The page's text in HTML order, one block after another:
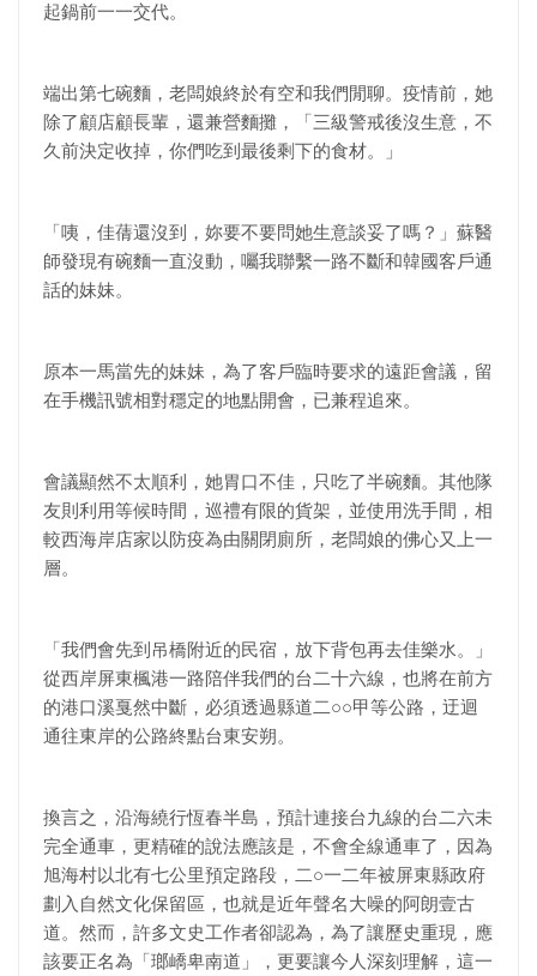
起鍋前一一交代。
端出第七碗麵，老闆娘終於有空和我們閒聊。疫情前，她
除了顧店顧長輩，還兼營麵攤，「三級警戒後沒生意，不
久前決定收掉，你們吃到最後剩下的食材。」
「咦，佳蒨還沒到，妳要不要問她生意談妥了嗎？」蘇醫
師發現有碗麵一直沒動，囑我聯繫一路不斷和韓國客戶通
話的妹妹。
原本一馬當先的妹妹，為了客戶臨時要求的遠距會議，留
在手機訊號相對穩定的地點開會，已兼程追來。
會議顯然不太順利，她胃口不佳，只吃了半碗麵。其他隊
友則利用等候時間，巡禮有限的貨架，並使用洗手間，相
較西海岸店家以防疫為由關閉廁所，老闆娘的佛心又上一
層。
「我們會先到吊橋附近的民宿，放下背包再去佳樂水。」
從西岸屏東楓港一路陪伴我們的台二十六線，也將在前方
的港口溪戛然中斷，必須透過縣道二○○甲等公路，迂迴
通往東岸的公路終點台東安朔。
換言之，沿海繞行恆春半島，預計連接台九線的台二六未
完全通車，更精確的說法應該是，不會全線通車了，因為
旭海村以北有七公里預定路段，二○一二年被屏東縣政府
劃入自然文化保留區，也就是近年聲名大噪的阿朗壹古
道。然而，許多文史工作者卻認為，為了讓歷史重現，應
該要正名為「瑯嶠卑南道」，更要讓今人深刻理解，這一